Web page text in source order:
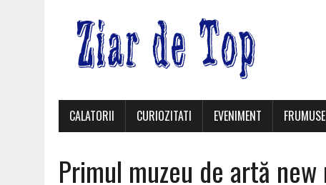
CALATORII CURIOZITATI EVENIMENT
Primul muzeu de artă